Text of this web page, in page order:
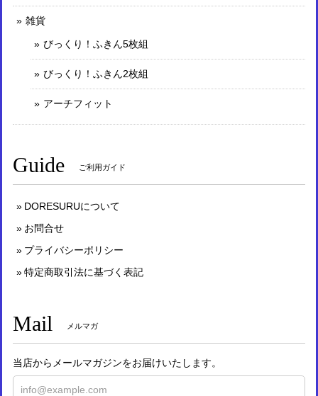
雑貨
びっくり！ふきん5枚組
びっくり！ふきん2枚組
アーチフィット
Guide ご利用ガイド
DORESURUについて
お問合せ
プライバシーポリシー
特定商取引法に基づく表記
Mail メルマガ
当店からメールマガジンをお届けいたします。